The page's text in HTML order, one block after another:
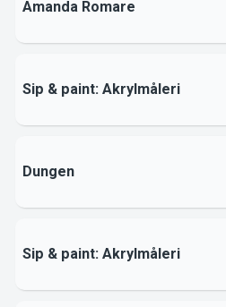
Amanda Romare
Sip & paint: Akrylmåleri
Dungen
Sip & paint: Akrylmåleri